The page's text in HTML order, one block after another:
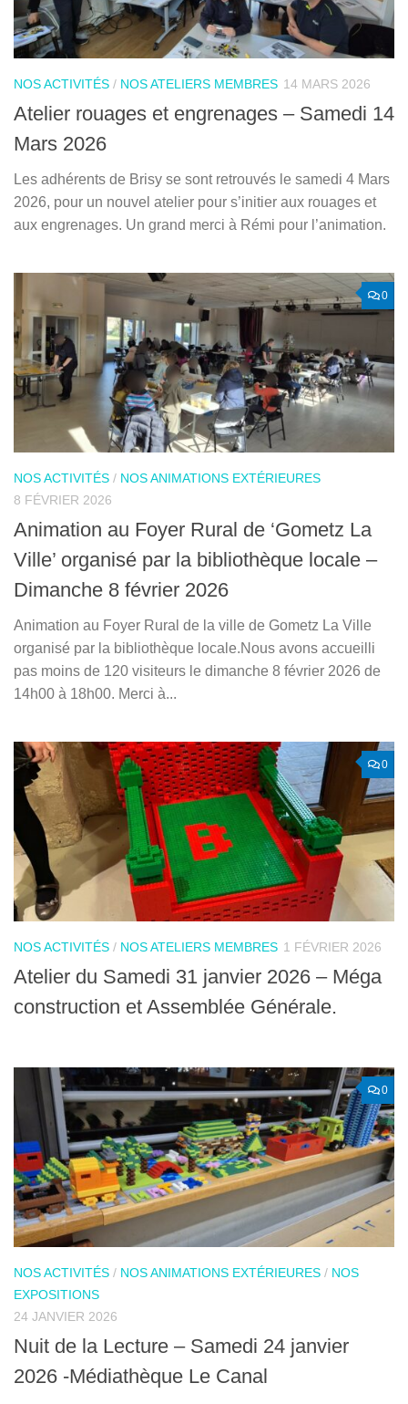
NOS ACTIVITÉS / NOS ATELIERS MEMBRES 14 MARS 2026
Atelier rouages et engrenages – Samedi 14
Mars 2026
Les adhérents de Brisy se sont retrouvés le samedi 4 Mars
2026, pour un nouvel atelier pour s’initier aux rouages et
aux engrenages. Un grand merci à Rémi pour l’animation.
0
NOS ACTIVITÉS / NOS ANIMATIONS EXTÉRIEURES
8 FÉVRIER 2026
Animation au Foyer Rural de ‘Gometz La
Ville’ organisé par la bibliothèque locale –
Dimanche 8 février 2026
Animation au Foyer Rural de la ville de Gometz La Ville
organisé par la bibliothèque locale.Nous avons accueilli
pas moins de 120 visiteurs le dimanche 8 février 2026 de
14h00 à 18h00. Merci à...
0
NOS ACTIVITÉS / NOS ATELIERS MEMBRES 1 FÉVRIER 2026
Atelier du Samedi 31 janvier 2026 – Méga
construction et Assemblée Générale.
0
NOS ACTIVITÉS / NOS ANIMATIONS EXTÉRIEURES / NOS
EXPOSITIONS
24 JANVIER 2026
Nuit de la Lecture – Samedi 24 janvier
2026 -Médiathèque Le Canal